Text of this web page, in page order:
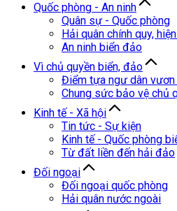
Quốc phòng - An ninh
Quân sự - Quốc phòng
Hải quân chính quy,
An ninh biển đảo
Vì chủ quyền biển, đảo
Điểm tựa ngư dân
Chung sức bảo vệ chủ
Kinh tế - Xã hội
Tin tức - Sự kiện
Kinh tế - Quốc phòng
Từ đất liền đến hải đảo
Đối ngoại
Đối ngoại quốc phòng
Hải quân nước ngoài